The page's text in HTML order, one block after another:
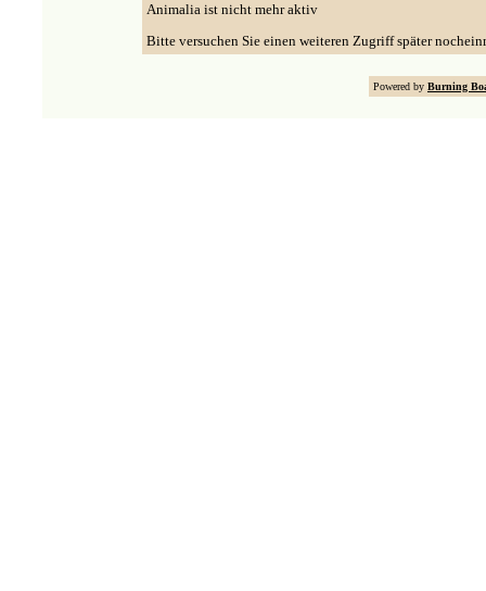
Animalia ist nicht mehr aktiv
Bitte versuchen Sie einen weiteren Zugriff später
Powered by Burning